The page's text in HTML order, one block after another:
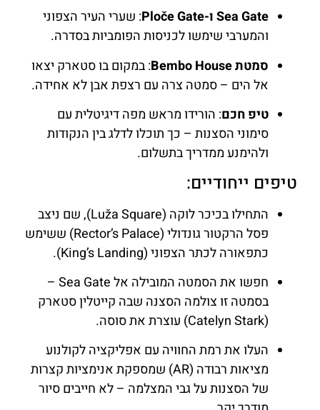
Sea Gate ו-Ploče Gate
: שערי העיר הצפוני
והמערבי שימשו לכניסות הפומביות בסדרה.
סמטת Bembo House
: במקום בו סטארק יצאו
אל הים – סמטה צרה עם רצפת אבן לא אחידה.
טיפ חכם: הורידו מראש מפה דיגיטלית עם
סימוני הסצנות – כך תוכלו לדלג בין הנקודות
ולהימנע ממדריך בתשלום.
טיפים ייחודיים:
התחילו בכיכר לוקה (Luža Square), שם ניצב
פסל הרקטור גונדולי (Rector’s Palace) ששימש
כתפאורה לכתר הצפוני (King’s Landing).
חפשו את הסמטה המובילה אל Sea Gate –
בסמטה זו צולמה הסצנה שבה קייטלין סטארק
(Catelyn Stark) עוצרת את סוסה.
העלו את רמת החוויה עם אפליקציה לקולנוע
מציאות רבודה (AR) שמספקת אנימציות קצרות
של הסצנות על גבי המצלמה – לא חייבים סיור